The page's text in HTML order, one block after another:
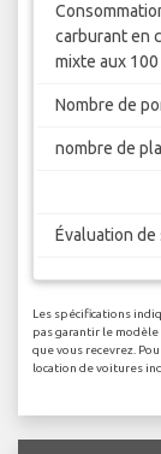
carburant en
mixte aux 100
Nombre de
nombre de
Évaluation de
Les spécifications
pas garantir le modèle
que vous recevrez.
location de voitures